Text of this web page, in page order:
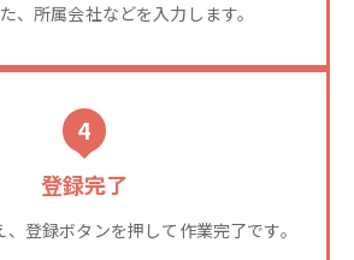
、所属会社などを入力します。
4
登録完了
登録ボタンを押して作業完了です。